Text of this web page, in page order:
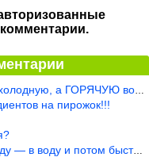
а ГОРЯЧУЮ воду. Трубы в
на пирожок!!!
и потом быстро в раска